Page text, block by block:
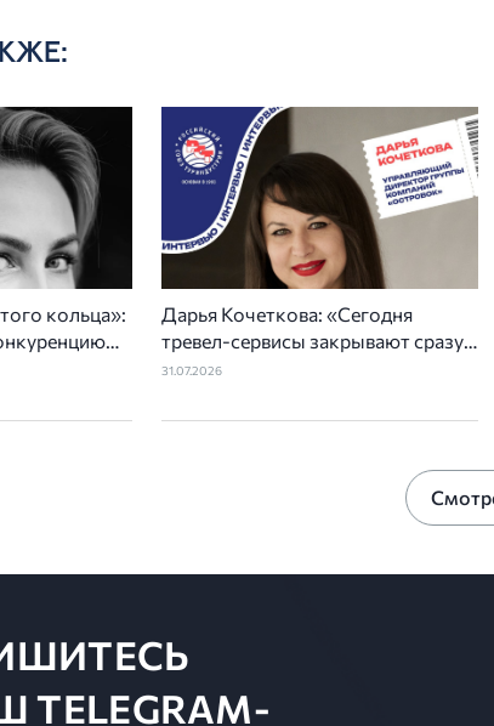
кольца»:
Дарья Кочеткова: «Сегодня
тревел-сервисы закрывают сразу
несколько задач отельеров»
31.07.2026
TELEGRAM-